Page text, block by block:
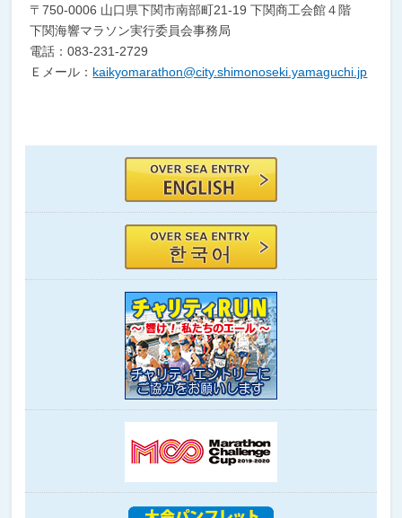
〒750-0006 山口県下関市南部町21-19 下関商工会館４階
下関海響マラソン実行委員会事務局
電話：083-231-2729
Ｅメール： kaikyomarathon@city.shimonoseki.yamaguchi.jp